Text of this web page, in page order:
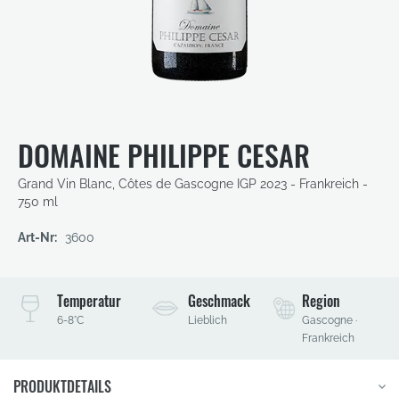
Bildergalerie
springen
DOMAINE PHILIPPE CESAR
Grand Vin Blanc, Côtes de Gascogne IGP 2023 - Frankreich -
750 ml
Art-Nr: 3600
Temperatur
6-8°C
Geschmack
Lieblich
Region
Gascogne ·
Frankreich
PRODUKTDETAILS